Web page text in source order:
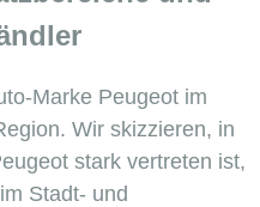
Marke Peugeot im
Wir skizzieren, in
stark vertreten ist,
Stadt- und